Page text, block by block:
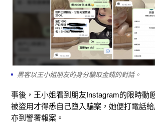
黑客以王小姐朋友的身分騙取金錢的對話。
事後，王小姐看到朋友Instagram的限時動
被盜用才得悉自己墮入騙案，她便打電話
亦到警署報案。